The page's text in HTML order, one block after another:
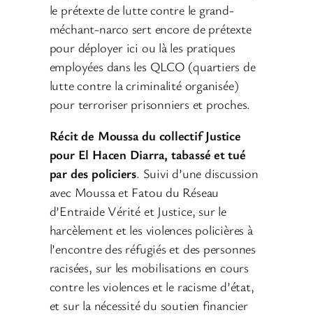
le prétexte de lutte contre le grand-
méchant-narco sert encore de prétexte
pour déployer ici ou là les pratiques
employées dans les QLCO (quartiers de
lutte contre la criminalité organisée)
pour terroriser prisonniers et proches.
Récit de Moussa du collectif Justice
pour El Hacen Diarra, tabassé et tué
par des policiers. Suivi d’une discussion
avec Moussa et Fatou du Réseau
d’Entraide Vérité et Justice, sur le
harcèlement et les violences policières à
l’encontre des réfugiés et des personnes
racisées, sur les mobilisations en cours
contre les violences et le racisme d’état,
et sur la nécessité du soutien financier